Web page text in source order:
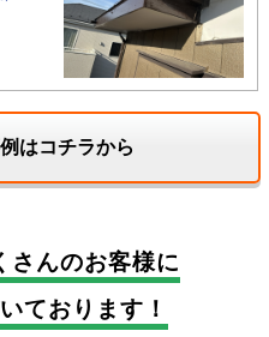
はコチラから
さんのお客様に
ております！